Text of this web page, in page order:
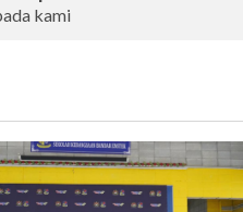
kami